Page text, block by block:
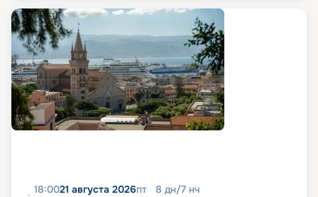
18:0021 августа 2026пт 8 дн/7 нч